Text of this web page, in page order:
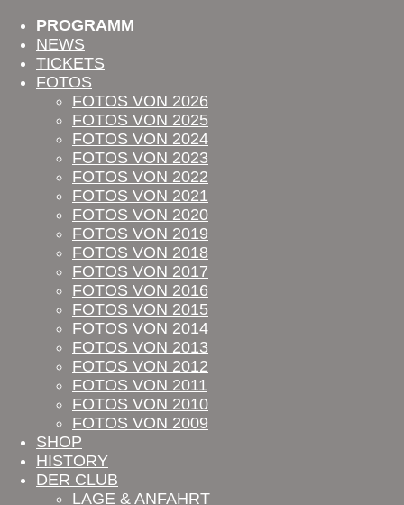
PROGRAMM
NEWS
TICKETS
FOTOS
FOTOS VON 2026
FOTOS VON 2025
FOTOS VON 2024
FOTOS VON 2023
FOTOS VON 2022
FOTOS VON 2021
FOTOS VON 2020
FOTOS VON 2019
FOTOS VON 2018
FOTOS VON 2017
FOTOS VON 2016
FOTOS VON 2015
FOTOS VON 2014
FOTOS VON 2013
FOTOS VON 2012
FOTOS VON 2011
FOTOS VON 2010
FOTOS VON 2009
SHOP
HISTORY
DER CLUB
LAGE & ANFAHRT
Rocket Club
Ladehofplatz 5
84030 Landshut
Programm
News
Fotos von 2026